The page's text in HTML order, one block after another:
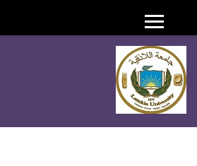
تخطي إلى المحتوى الرئيسي
واجهة جانبية